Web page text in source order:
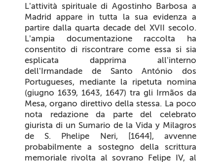
L’attività spirituale di Agostinho Barbosa a
Madrid appare in tutta la sua evidenza a
partire dalla quarta decade del XVII secolo.
L’ampia documentazione raccolta ha
consentito di riscontrare come essa si sia
esplicata dapprima all’interno
dell’Irmandade de Santo António dos
Portugueses, mediante la ripetuta nomina
(giugno 1639, 1643, 1647) tra gli Irmãos da
Mesa, organo direttivo della stessa. La poco
nota redazione da parte del celebrato
giurista di un Sumario de la Vida y Milagros
de S. Phelipe Neri, [1644], avvenne
probabilmente a sostegno della scrittura
memoriale rivolta al sovrano Felipe IV, al